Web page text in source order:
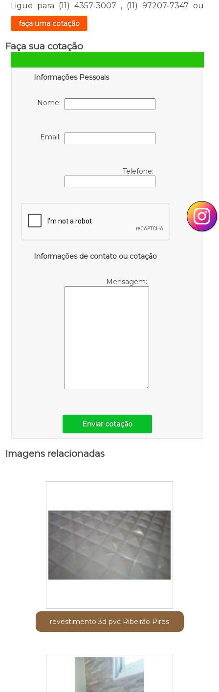
Ligue para (11) 4357-3007 , (11) 97207-7347 ou
faça uma cotação
Faça sua cotação
Informações Pessoais
Nome:
Email:
Telefone:
Informações de contato ou cotação
Mensagem:
Enviar cotação
Imagens relacionadas
revestimento 3d pvc Ribeirão Pires